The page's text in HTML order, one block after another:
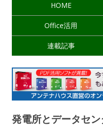
HOME
Office活用
連載記事
発電所とデータセン